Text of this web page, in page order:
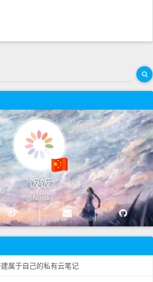
饭饭
@Noisky
属于自己的私有云笔记